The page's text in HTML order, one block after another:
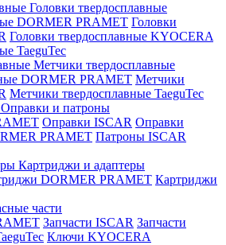
Головки твердосплавные
DORMER PRAMET Головки
Головки твердосплавные KYOCERA
TaeguTec
Метчики твердосплавные
DORMER PRAMET Метчики
Метчики твердосплавные TaeguTec
Оправки и патроны
Оправки ISCAR Оправки
PRAMET Патроны ISCAR
Картриджи и адаптеры
DORMER PRAMET Картриджи
части
Запчасти ISCAR Запчасти
Ключи KYOCERA